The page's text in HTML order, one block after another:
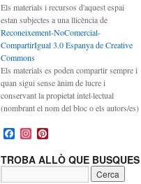
Els materials i recursos d'aquest espai
estan subjectes a una llicència de
Reconeixement-NoComercial-
CompartirIgual 3.0 Espanya de Creative
Commons
Els materials es poden compartir sempre i
quan sigui sense ànim de lucre i
conservant la propietat intel·lectual
(nombrant el nom del bloc o els autors/es)
F
c
e
b
s
t
a
n
t
e
TROBA ALLÒ QUE BUSQUES